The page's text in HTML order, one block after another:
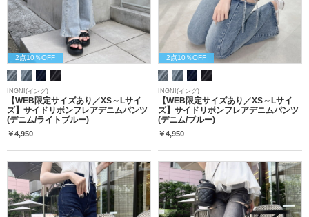
2点10％OFF
INGNI(イング)
【WEB限定サイズあり／XS～Lサイ
ズ】サイドリボンフレアデニムパンツ
(デニム/ライトブルー)
￥4,950
2点10％OFF
INGNI(イング)
【WEB限定サイズあり／XS～Lサイ
ズ】サイドリボンフレアデニムパンツ
(デニム/ブルー)
￥4,950